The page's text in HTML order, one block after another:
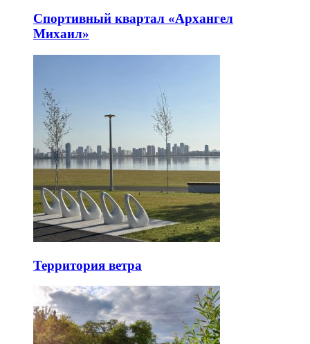
Спортивный квартал «Архангел
Михаил»
Территория ветра